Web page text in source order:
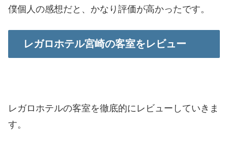
僕個人の感想だと、かなり評価が高かったです。
レガロホテル宮崎の客室をレビュー
レガロホテルの客室を徹底的にレビューしていきま
す。